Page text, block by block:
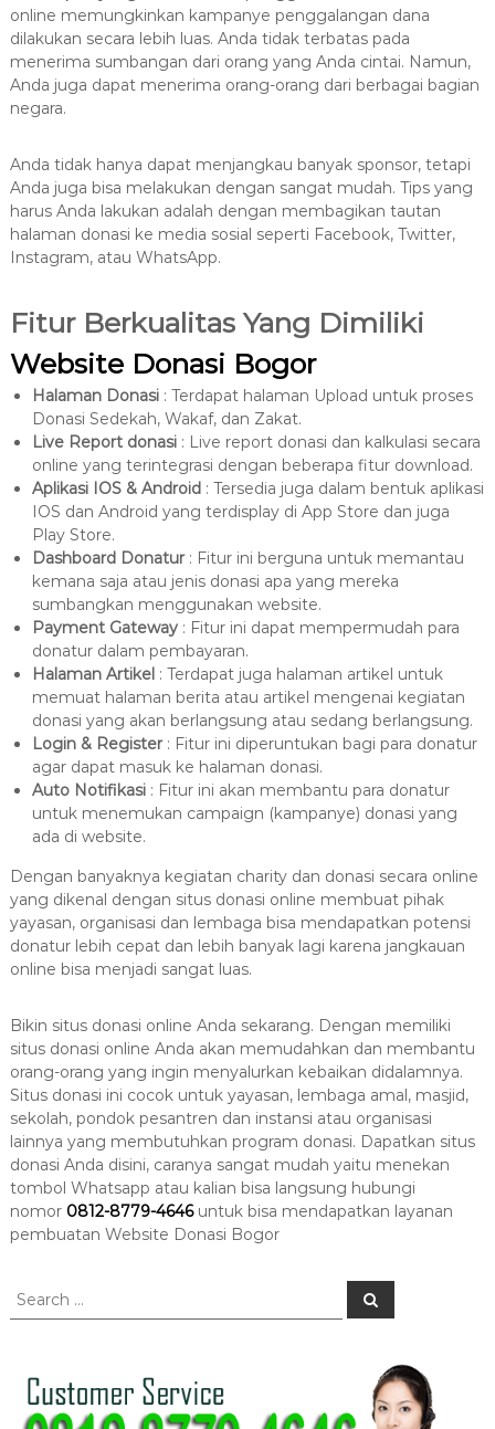
online memungkinkan kampanye penggalangan dana
dilakukan secara lebih luas. Anda tidak terbatas pada
menerima sumbangan dari orang yang Anda cintai. Namun,
Anda juga dapat menerima orang-orang dari berbagai bagian
negara.
Anda tidak hanya dapat menjangkau banyak sponsor, tetapi
Anda juga bisa melakukan dengan sangat mudah. Tips yang
harus Anda lakukan adalah dengan membagikan tautan
halaman donasi ke media sosial seperti Facebook, Twitter,
Instagram, atau WhatsApp.
Fitur Berkualitas Yang Dimiliki
Website Donasi Bogor
Halaman Donasi: Terdapat halaman Upload untuk proses
Donasi Sedekah, Wakaf, dan Zakat.
Live Report donasi: Live report donasi dan kalkulasi secara
online yang terintegrasi dengan beberapa fitur download.
Aplikasi IOS & Android: Tersedia juga dalam bentuk aplikasi
IOS dan Android yang terdisplay di App Store dan juga
Play Store.
Dashboard Donatur: Fitur ini berguna untuk memantau
kemana saja atau jenis donasi apa yang mereka
sumbangkan menggunakan website.
Payment Gateway: Fitur ini dapat mempermudah para
donatur dalam pembayaran.
Halaman Artikel: Terdapat juga halaman artikel untuk
memuat halaman berita atau artikel mengenai kegiatan
donasi yang akan berlangsung atau sedang berlangsung.
Login & Register: Fitur ini diperuntukan bagi para donatur
agar dapat masuk ke halaman donasi.
Auto Notifikasi: Fitur ini akan membantu para donatur
untuk menemukan campaign (kampanye) donasi yang
ada di website.
Dengan banyaknya kegiatan charity dan donasi secara online
yang dikenal dengan situs donasi online membuat pihak
yayasan, organisasi dan lembaga bisa mendapatkan potensi
donatur lebih cepat dan lebih banyak lagi karena jangkauan
online bisa menjadi sangat luas.
Bikin situs donasi online Anda sekarang. Dengan memiliki
situs donasi online Anda akan memudahkan dan membantu
orang-orang yang ingin menyalurkan kebaikan didalamnya.
Situs donasi ini cocok untuk yayasan, lembaga amal, masjid,
sekolah, pondok pesantren dan instansi atau organisasi
lainnya yang membutuhkan program donasi. Dapatkan situs
donasi Anda disini, caranya sangat mudah yaitu menekan
tombol Whatsapp atau kalian bisa langsung hubungi
nomor 0812-8779-4646untuk bisa mendapatkan layanan
pembuatan Website Donasi Bogor
S
S
e